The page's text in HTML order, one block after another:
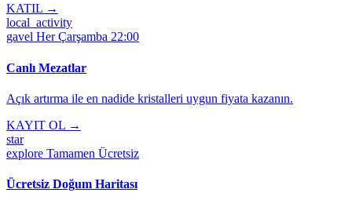
KATIL →
local_activity
gavel Her Çarşamba 22:00
Canlı Mezatlar
Açık artırma ile en nadide kristalleri uygun fiyata kazanın.
KAYIT OL →
star
explore Tamamen Ücretsiz
Ücretsiz Doğum Haritası